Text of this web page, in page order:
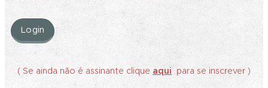
Login
( Se ainda não é assinante clique aquipara se inscrever )